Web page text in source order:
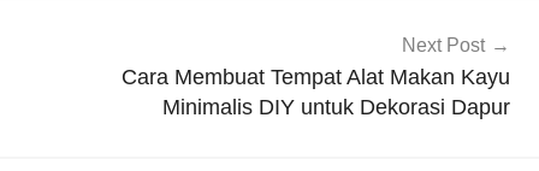
Next Post
Cara Membuat Tempat Alat Makan Kayu
Minimalis DIY untuk Dekorasi Dapur